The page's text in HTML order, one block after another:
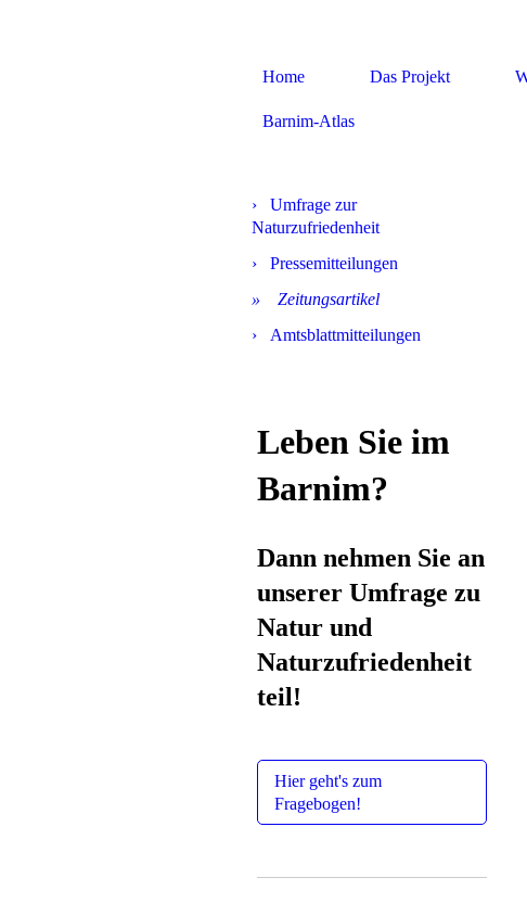
BARnim im
Anpass.BAR
Home Das Projekt
Barnim-Atlas
Umfrage zur
Naturzufriedenheit
Pressemitteilungen
Zeitungsartikel
Amtsblattmitteilungen
Leben Sie im
Barnim?
Dann nehmen Sie an
unserer Umfrage zu
Natur und
Naturzufriedenheit
teil!
Hier geht's zum
Fragebogen!